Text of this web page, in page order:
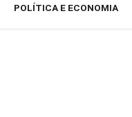
POLÍTICA E ECONOMIA